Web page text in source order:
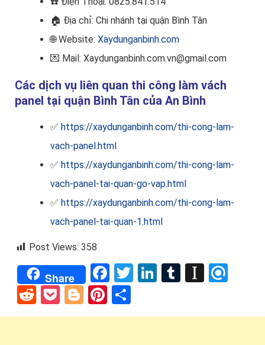
🏠 Địa chỉ: Chi nhánh tại quận Bình Tân
🌐 Website: Xaydunganbinh.com
💌 Mail: Xaydunganbinh.com.vn@gmail.com
Các dịch vụ liên quan thi công làm vách
panel tại quận Bình Tân của An Bình
✅ https://xaydunganbinh.com/thi-cong-lam-
vach-panel.html
✅ https://xaydunganbinh.com/thi-cong-lam-
vach-panel-tai-quan-go-vap.html
✅ https://xaydunganbinh.com/thi-cong-lam-
vach-panel-tai-quan-1.html
Post Views: 358
Share Facebook
TwitterLinkedIn
Tumblr
RedditPocket
BloggerPinterest